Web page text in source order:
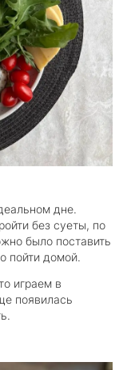
дне.
без суеты, по
было поставить
пойти домой.
играем в
появилась